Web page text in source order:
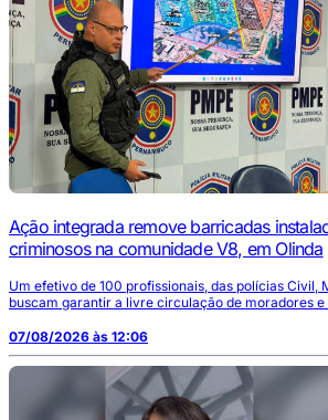
Ação integrada remove barricadas
criminosos na comunidade V8, em Olinda
Um efetivo de 100 profissionais, das polícias Civil,
buscam garantir a livre circulação de moradores
07/08/2026 às 12:06